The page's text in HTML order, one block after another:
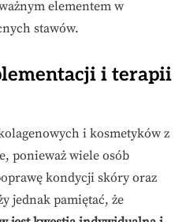
elementem w
stawów.
i terapii
i kosmetyków z
ponieważ wiele osób
kondycji skóry oraz
jednak pamiętać, że